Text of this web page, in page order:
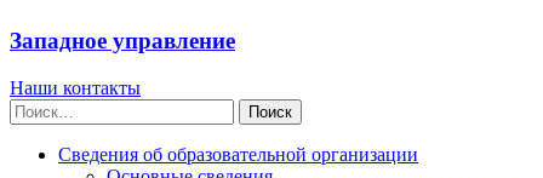
Западное управление
Наши контакты
Найти:
Сведения об образовательной организации